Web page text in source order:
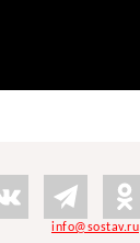
info@sostav.ru